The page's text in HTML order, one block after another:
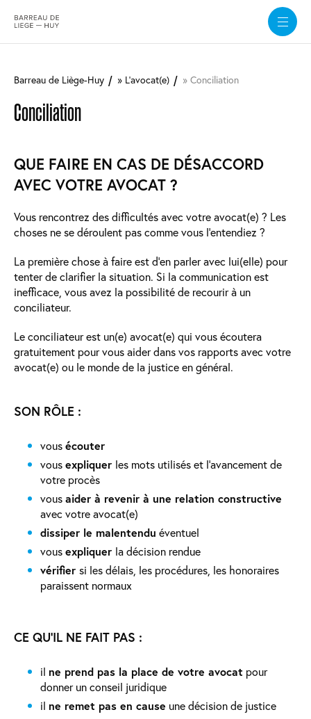
contenu
Barreau de Liège-Huy L'avocat(e) Conciliation
Conciliation
QUE FAIRE EN CAS DE DÉSACCORD
AVEC VOTRE AVOCAT ?
Vous rencontrez des difficultés avec votre avocat(e) ? Les
choses ne se déroulent pas comme vous l’entendiez ?
La première chose à faire est d’en parler avec lui(elle) pour
tenter de clarifier la situation. Si la communication est
inefficace, vous avez la possibilité de recourir à un
conciliateur.
Le conciliateur est un(e) avocat(e) qui vous écoutera
gratuitement pour vous aider dans vos rapports avec votre
avocat(e) ou le monde de la justice en général.
SON RÔLE :
vousécouter
vousexpliquer les mots utilisés et l’avancement de
votre procès
vousaider à revenir à une relation constructive
avec votre avocat(e)
dissiper le malentendu éventuel
vousexpliquer la décision rendue
vérifier si les délais, les procédures, les honoraires
paraissent normaux
CE QU’IL NE FAIT PAS :
il ne prend pas la place de votre avocat pour
donner un conseil juridique
il ne remet pas en cause une décision de justice